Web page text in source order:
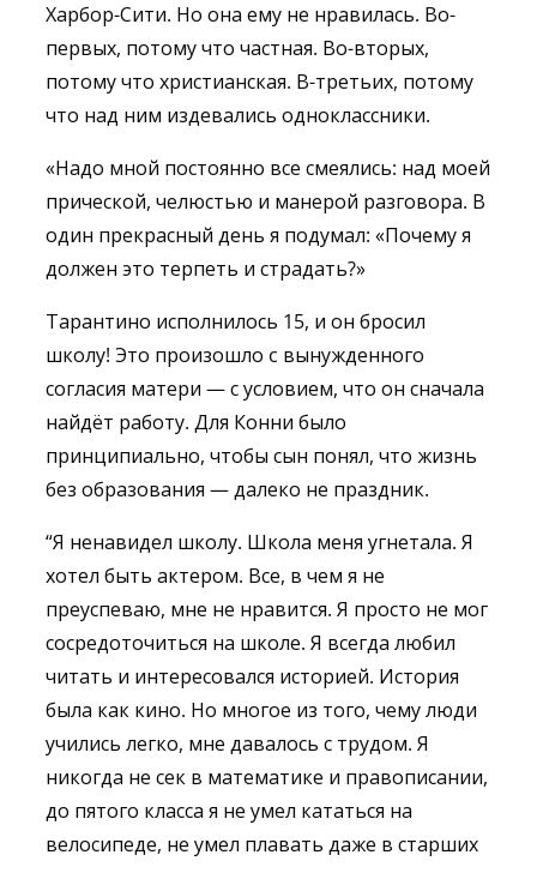
Харбор-Сити. Но она ему не нравилась. Во-
первых, потому что частная. Во-вторых,
потому что христианская. В-третьих, потому
что над ним издевались одноклассники.
«Надо мной постоянно все смеялись: над моей
прической, челюстью и манерой разговора. В
один прекрасный день я подумал: «Почему я
должен это терпеть и страдать?»
Тарантино исполнилось 15, и он бросил
школу! Это произошло c вынужденного
согласия матери — с условием, что он сначала
найдёт работу. Для Конни было
принципиально, чтобы сын понял, что жизнь
без образования — далеко не праздник.
“Я ненавидел школу. Школа меня угнетала. Я
хотел быть актером. Все, в чем я не
преуспеваю, мне не нравится. Я просто не мог
сосредоточиться на школе. Я всегда любил
читать и интересовался историей. История
была как кино. Но многое из того, чему люди
учились легко, мне давалось с трудом. Я
никогда не сек в математике и правописании,
до пятого класса я не умел кататься на
велосипеде, не умел плавать даже в старших